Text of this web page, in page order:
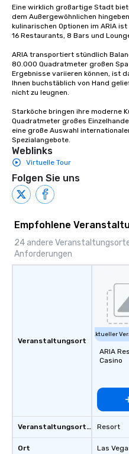
Eine wirklich großartige Stadt
dem Außergewöhnlichen
kulinarischen Optionen im ARIA
16 Restaurants, 8 Bars und
ARIA transportiert stündlich
80.000 Quadratmeter großen
Ergebnisse variieren können, ist
Ihnen buchstäblich von Hand
nicht zu leugnen.
Starköche bringen ihre moderne
Quadratmeter großes
eine große Auswahl
Spezialangebote.
Weblinks
Virtuelle Tour
Folgen Sie uns
Empfohlene
24 andere
Anforderungen
Veranstaltungsort
Veranstaltungsortstyp
Ort
Aktueller
ARIA
Casino
Resort
Las